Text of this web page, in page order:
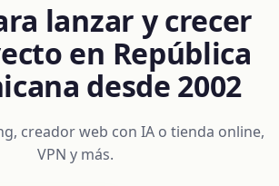
lanzar y crecer
en República
desde 2002
creador web con IA o tienda online,
VPN y más.